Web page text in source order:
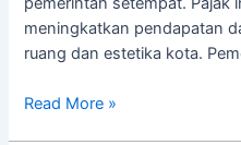
meningkatkan pendapatan
ruang dan estetika kota.
Read More »